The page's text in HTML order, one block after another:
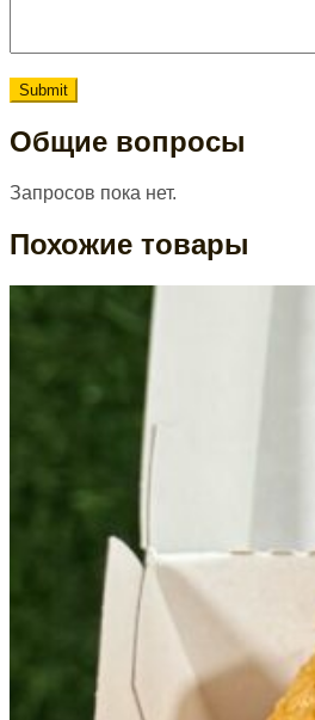
Общие вопросы
Запросов пока нет.
Похожие товары